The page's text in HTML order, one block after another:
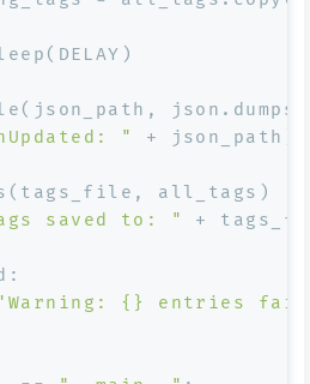
" + json_path)
all_tags)
saved to: " +
{} entries